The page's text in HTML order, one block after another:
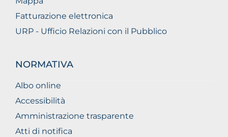
Fatturazione elettronica
URP - Ufficio Relazioni con il Pubblico
NORMATIVA
Albo online
Accessibilità
Amministrazione trasparente
Atti di notifica